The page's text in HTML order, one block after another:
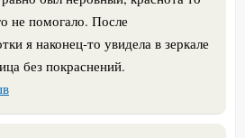
не помогало. После
я наконец-то увидела в зеркале
без покраснений.